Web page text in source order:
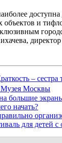
и
– сестра
Москвы
большие
начать?
для детей